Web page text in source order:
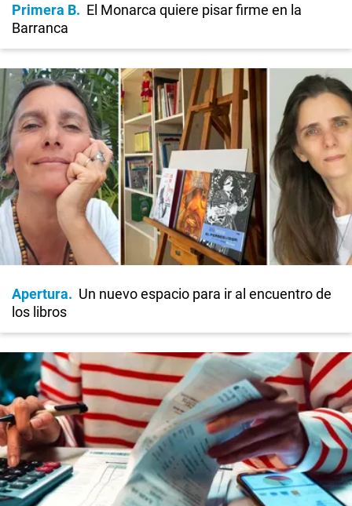
Primera B
El Monarca quiere pisar firme en la
Barranca
Apertura
Un nuevo espacio para ir al encuentro de
los libros